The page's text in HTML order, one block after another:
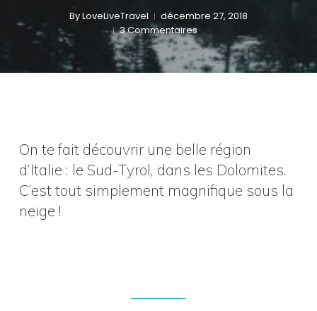
ByLoveLiveTravel
décembre 27, 2018
3 Commentaires
On te fait découvrir une belle région
d’Italie : le Sud-Tyrol, dans les Dolomites.
C’est tout simplement magnifique sous la
neige !